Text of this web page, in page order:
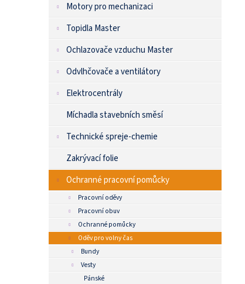
Motory pro mechanizaci
Topidla Master
Ochlazovače vzduchu Master
Odvlhčovače a ventilátory
Elektrocentrály
Míchadla stavebních směsí
Technické spreje-chemie
Zakrývací folie
Ochranné pracovní pomůcky
Pracovní oděvy
Pracovní obuv
Ochranné pomůcky
Oděv pro volny čas
Bundy
Vesty
Pánské